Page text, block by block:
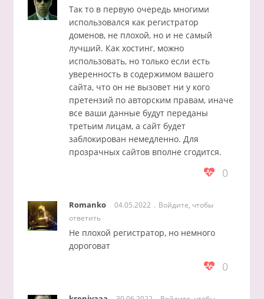
Так то в первую очередь многими
использовался как регистратор
доменов, не плохой, но и не самый
лучший. Как хостинг, можно
использовать, но только если есть
уверенность в содержимом вашего
сайта, что он не вызовет ни у кого
претензий по авторским правам, иначе
все ваши данные будут переданы
третьим лицам, а сайт будет
заблокирован немедленно. Для
прозрачных сайтов вполне сгодится.
0
Romanko 04.05.2022
Войдите, чтобы
ответить
Не плохой регистратор, но немного
дороговат
0